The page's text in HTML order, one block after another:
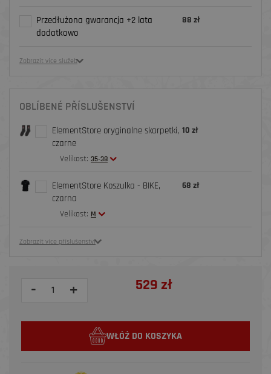
Przedłużona gwarancja +2 lata
dodatkowo
88 zł
Zobrazit více služeb
OBLÍBENÉ PŘÍSLUŠENSTVÍ
ElementStore oryginalne skarpetki,
czarne
Velikost: 35-38
10 zł
ElementStore Koszulka - BIKE,
czarna
Velikost: M
68 zł
Zobrazit více příslušenství
- + 529 zł
WŁÓŻ DO KOSZYKA